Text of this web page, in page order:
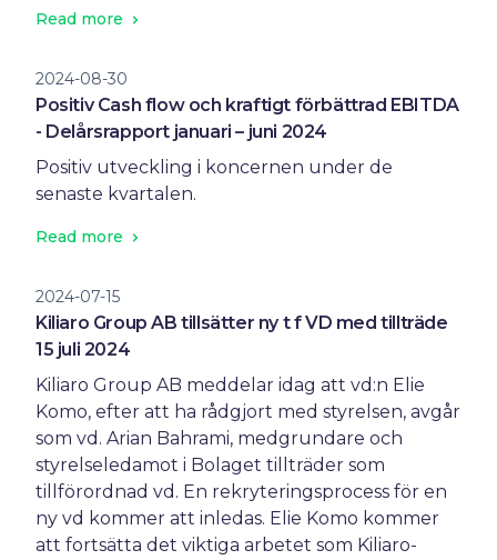
Read more
2024-08-30
Positiv Cash flow och kraftigt förbättrad EBITDA
- Delårsrapport januari – juni 2024
Positiv utveckling i koncernen under de
senaste kvartalen.
Read more
2024-07-15
Kiliaro Group AB tillsätter ny t f VD med tillträde
15 juli 2024
Kiliaro Group AB meddelar idag att vd:n Elie
Komo, efter att ha rådgjort med styrelsen, avgår
som vd. Arian Bahrami, medgrundare och
styrelseledamot i Bolaget tillträder som
tillförordnad vd. En rekryteringsprocess för en
ny vd kommer att inledas. Elie Komo kommer
att fortsätta det viktiga arbetet som Kiliaro-